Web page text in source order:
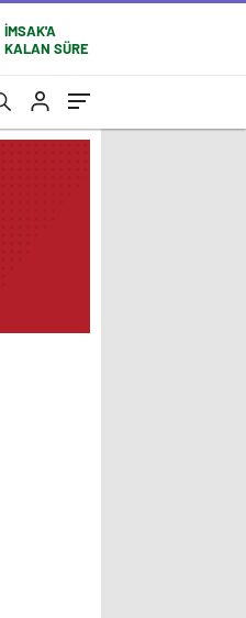
İMSAK'A
KALAN SÜRE